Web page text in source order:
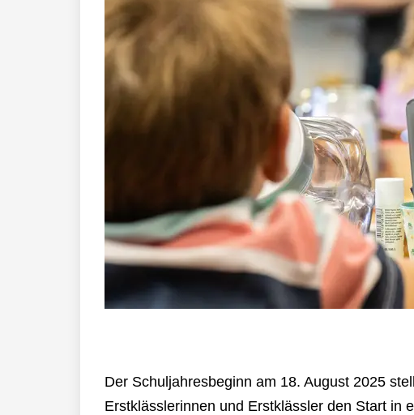
Der Schuljahresbeginn am 18. August 2025
Erstklässlerinnen und Erstklässler den Start in